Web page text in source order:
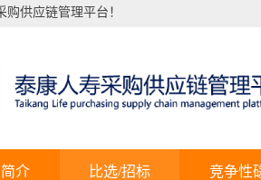
供应链管理平台！
介 比选/招标 竞争性